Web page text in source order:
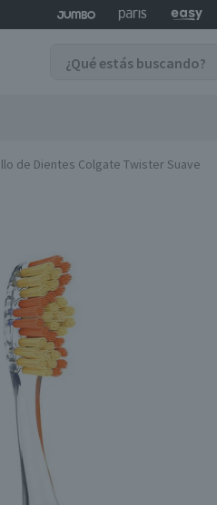
de Dientes Colgate Twister Suave